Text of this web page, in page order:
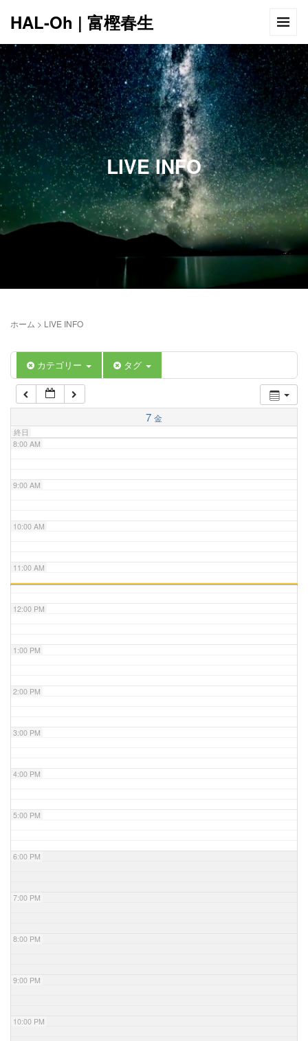
HAL-Oh | 富樫春生
LIVE INFO
ホーム > LIVE INFO
カテゴリー タグ
7 金
終日
12:00 AM
1:00 AM
2:00 AM
5:00 AM
6:00 AM
7:00 AM
8:00 AM
9:00 AM
10:00 AM
11:00 AM
12:00 PM
1:00 PM
2:00 PM
3:00 PM
4:00 PM
5:00 PM
6:00 PM
7:00 PM
8:00 PM
9:00 PM
10:00 PM